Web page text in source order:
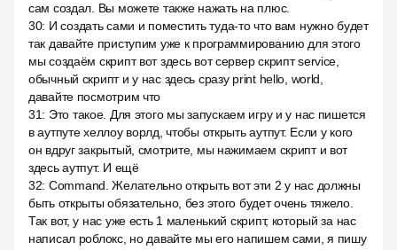
сам создал. Вы можете также нажать на плюс.
30: И создать сами и поместить туда-то что вам нужно будет
так давайте приступим уже к программированию для этого
мы создаём скрипт вот здесь вот сервер скрипт service,
обычный скрипт и у нас здесь сразу print hello, world,
давайте посмотрим что
31: Это такое. Для этого мы запускаем игру и у нас пишется
в аутпуте хеллоу ворлд, чтобы открыть аутпут. Если у кого
он вдруг закрытый, смотрите, мы нажимаем скрипт и вот
здесь аутпут. И ещё
32: Command. Желательно открыть вот эти 2 у нас должны
быть открыты обязательно, без этого будет очень тяжело.
Так вот, у нас уже есть 1 маленький скрипт, который за нас
написал роблокс, но давайте мы его напишем сами, я пишу